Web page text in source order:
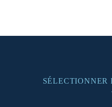
SÉLECTIONNER